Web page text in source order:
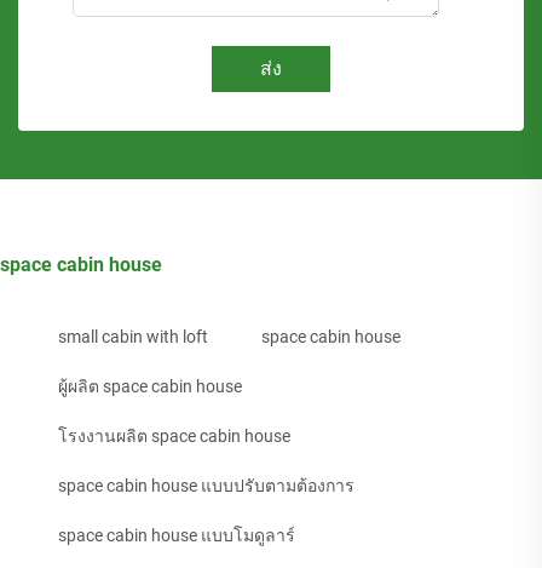
ส่ง
space cabin house
small cabin with loft space cabin house
ผู้ผลิต space cabin house
โรงงานผลิต space cabin house
space cabin house แบบปรับตามต้องการ
space cabin house แบบโมดูลาร์